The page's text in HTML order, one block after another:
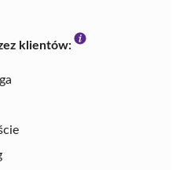
klientów: